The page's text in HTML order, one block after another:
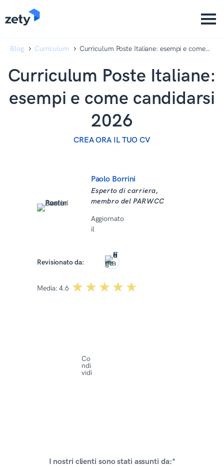
Blog Curriculum
Curriculum Poste Italiane: esempi e come
Curriculum Poste Italiane:
esempi e come candidarsi
2026
CREA ORA IL TUO CV
Paolo Borrini
Esperto di carriera,
membro del PARWCC
Aggiornato
il
Revisionato da:
Media:4.6 ☆☆☆☆☆
★★★★★
Co
ndi
vidi
I nostri clienti sono stati assunti da:*